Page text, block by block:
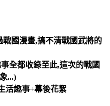
國漫畫,搞不清戰國武將的
全都收錄至此,這次的戰國
...)
活趣事+幕後花絮